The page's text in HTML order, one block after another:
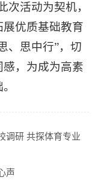
次活动为契机，
优质基础教育
、思中行”，切
，为成为高素
调研 共探体育专业
声